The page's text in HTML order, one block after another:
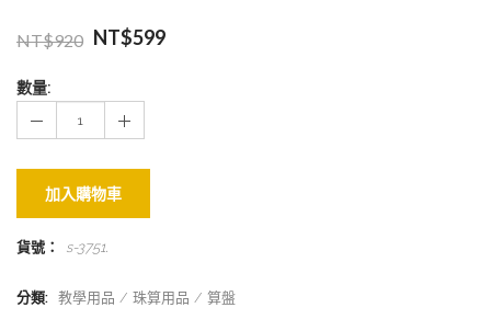
NT$920 NT$599
數量:
加入購物車
貨號： s-3751.
分類: 教學用品 珠算用品 算盤